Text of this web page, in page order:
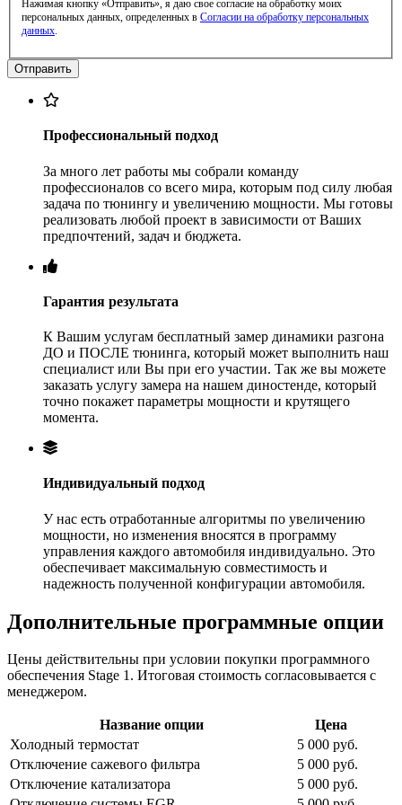
Нажимая кнопку «Отправить», я даю свое согласие на обработку моих
персональных данных, определенных в Согласии на обработку персональных
данных.
Профессиональный подход
За много лет работы мы собрали команду
профессионалов со всего мира, которым под силу любая
задача по тюнингу и увеличению мощности. Мы готовы
реализовать любой проект в зависимости от Ваших
предпочтений, задач и бюджета.
Гарантия результата
К Вашим услугам бесплатный замер динамики разгона
ДО и ПОСЛЕ тюнинга, который может выполнить наш
специалист или Вы при его участии. Так же вы можете
заказать услугу замера на нашем диностенде, который
точно покажет параметры мощности и крутящего
момента.
Индивидуальный подход
У нас есть отработанные алгоритмы по увеличению
мощности, но изменения вносятся в программу
управления каждого автомобиля индивидуально. Это
обеспечивает максимальную совместимость и
надежность полученной конфигурации автомобиля.
Дополнительные программные опции
Цены действительны при условии покупки программного
обеспечения Stage 1. Итоговая стоимость согласовывается с
менеджером.
Название опции
Цена
Холодный термостат
5 000 руб.
Отключение сажевого фильтра
5 000 руб.
Отключение катализатора
5 000 руб.